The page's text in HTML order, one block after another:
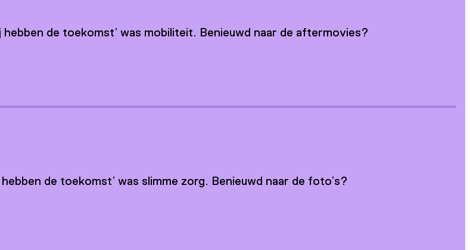
de toekomst’ was mobiliteit. Benieuwd naar de aftermovies?
de toekomst’ was slimme zorg. Benieuwd naar de foto’s?